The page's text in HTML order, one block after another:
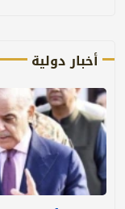
أخبار دولية